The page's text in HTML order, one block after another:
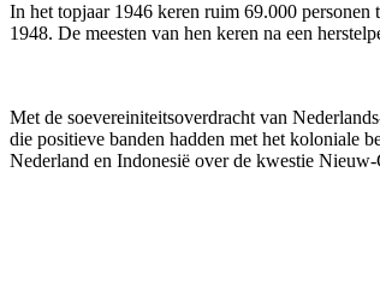
In het topjaar 1946 keren ruim 69.000
1948. De meesten van hen keren na een
Met de soevereiniteitsoverdracht van
die positieve banden hadden met het koloniale
Nederland en Indonesië over de kwestie